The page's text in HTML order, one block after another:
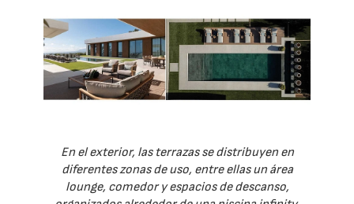
En el exterior, las terrazas se distribuyen en
diferentes zonas de uso, entre ellas un área
lounge, comedor y espacios de descanso,